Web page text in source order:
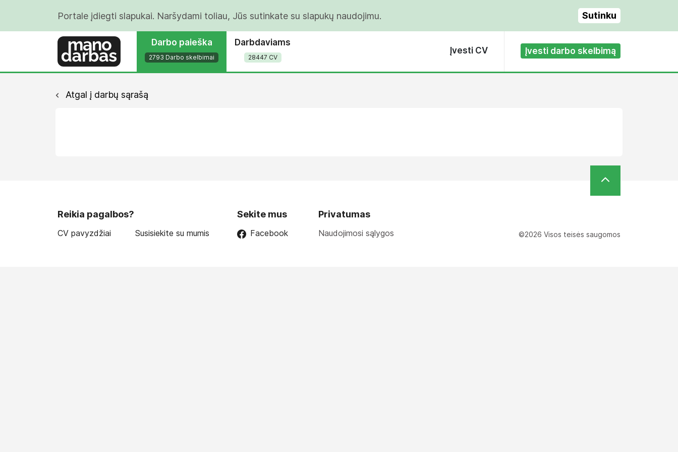
Portale įdiegti slapukai. Naršydami toliau, Jūs sutinkate su slapukų naudojimu. Sutinku
Darbo paieška
2793 Darbo skelbimai
Darbdaviams
28447 CV
Įvesti CV Įvesti darbo skelbimą
Atgal į darbų sąrašą
Reikia pagalbos?
CV pavyzdžiai Susisiekite su mumis
Sekite mus
Facebook
Privatumas
Naudojimosi sąlygos ©2026 Visos teisės saugomos